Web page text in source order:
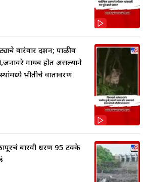
वारंवार दर्शन; पाळीव
गायब होत असल्याने
भीतीचे वातावरण
बारवी धरण 95 टक्के